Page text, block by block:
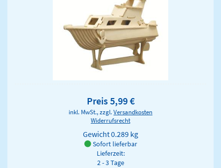
Preis 5,99 €
inkl. MwSt., zzgl.Versandkosten
Widerrufsrecht
Gewicht0.289 kg
Sofort lieferbar
Lieferzeit:
2 - 3 Tage